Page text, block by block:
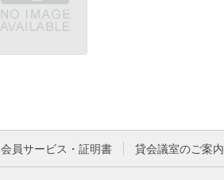
会員サービス・証明書 貸会議室のご案内